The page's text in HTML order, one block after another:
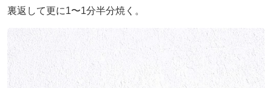
裏返して更に1〜1分半分焼く。